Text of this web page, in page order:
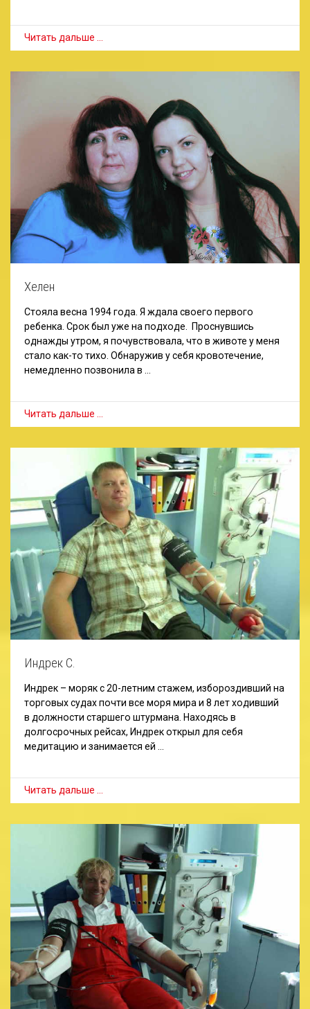
Читать дальше …
Хелен
Стояла весна 1994 года. Я ждала своего первого
ребенка. Срок был уже на подходе. Проснувшись
однажды утром, я почувствовала, что в животе у меня
стало как-то тихо. Обнаружив у себя кровотечение,
немедленно позвонила в …
Читать дальше …
Индрек С.
Индрек – моряк с 20-летним стажем, избороздивший на
торговых судах почти все моря мира и 8 лет ходивший
в должности старшего штурмана. Находясь в
долгосрочных рейсах, Индрек открыл для себя
медитацию и занимается ей …
Читать дальше …